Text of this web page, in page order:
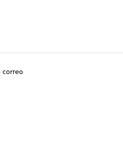
correo